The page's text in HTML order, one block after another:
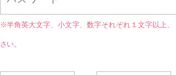
※半角英大文字、小文字、数字それぞれ１文字以上
さい。